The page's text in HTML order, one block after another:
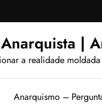
|
a realidade
Anarquismo –